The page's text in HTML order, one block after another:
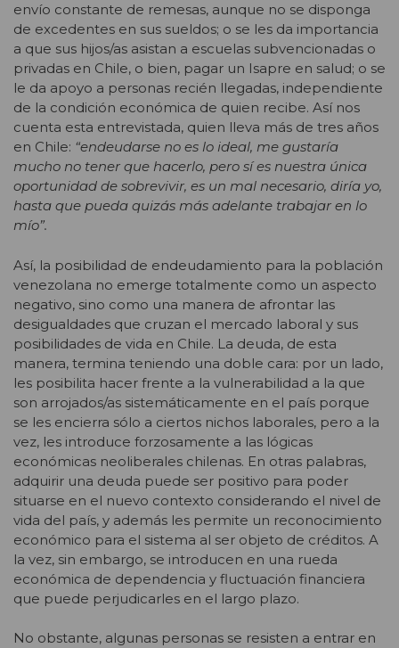
envío constante de remesas, aunque no se disponga
de excedentes en sus sueldos; o se les da importancia
a que sus hijos/as asistan a escuelas subvencionadas o
privadas en Chile, o bien, pagar un Isapre en salud; o se
le da apoyo a personas recién llegadas, independiente
de la condición económica de quien recibe. Así nos
cuenta esta entrevistada, quien lleva más de tres años
en Chile: “endeudarse no es lo ideal, me gustaría
mucho no tener que hacerlo, pero sí es nuestra única
oportunidad de sobrevivir, es un mal necesario, diría yo,
hasta que pueda quizás más adelante trabajar en lo
mío”.
Así, la posibilidad de endeudamiento para la población
venezolana no emerge totalmente como un aspecto
negativo, sino como una manera de afrontar las
desigualdades que cruzan el mercado laboral y sus
posibilidades de vida en Chile. La deuda, de esta
manera, termina teniendo una doble cara: por un lado,
les posibilita hacer frente a la vulnerabilidad a la que
son arrojados/as sistemáticamente en el país porque
se les encierra sólo a ciertos nichos laborales, pero a la
vez, les introduce forzosamente a las lógicas
económicas neoliberales chilenas. En otras palabras,
adquirir una deuda puede ser positivo para poder
situarse en el nuevo contexto considerando el nivel de
vida del país, y además les permite un reconocimiento
económico para el sistema al ser objeto de créditos. A
la vez, sin embargo, se introducen en una rueda
económica de dependencia y fluctuación financiera
que puede perjudicarles en el largo plazo.
No obstante, algunas personas se resisten a entrar en